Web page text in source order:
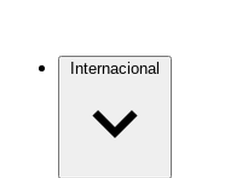
Internacional